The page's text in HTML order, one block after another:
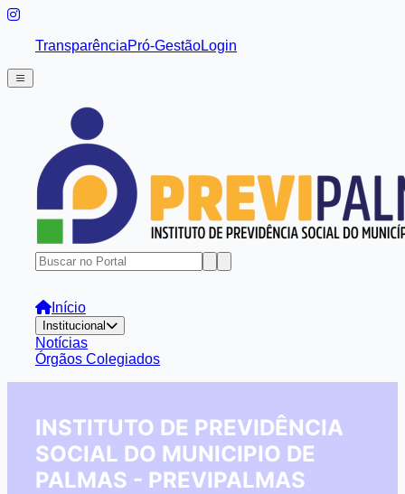
TransparênciaPró-GestãoLogin
Início
Institucional
Notícias
Órgãos Colegiados
INSTITUTO DE PREVIDÊNCIA
SOCIAL DO MUNICIPIO DE
PALMAS - PREVIPALMAS